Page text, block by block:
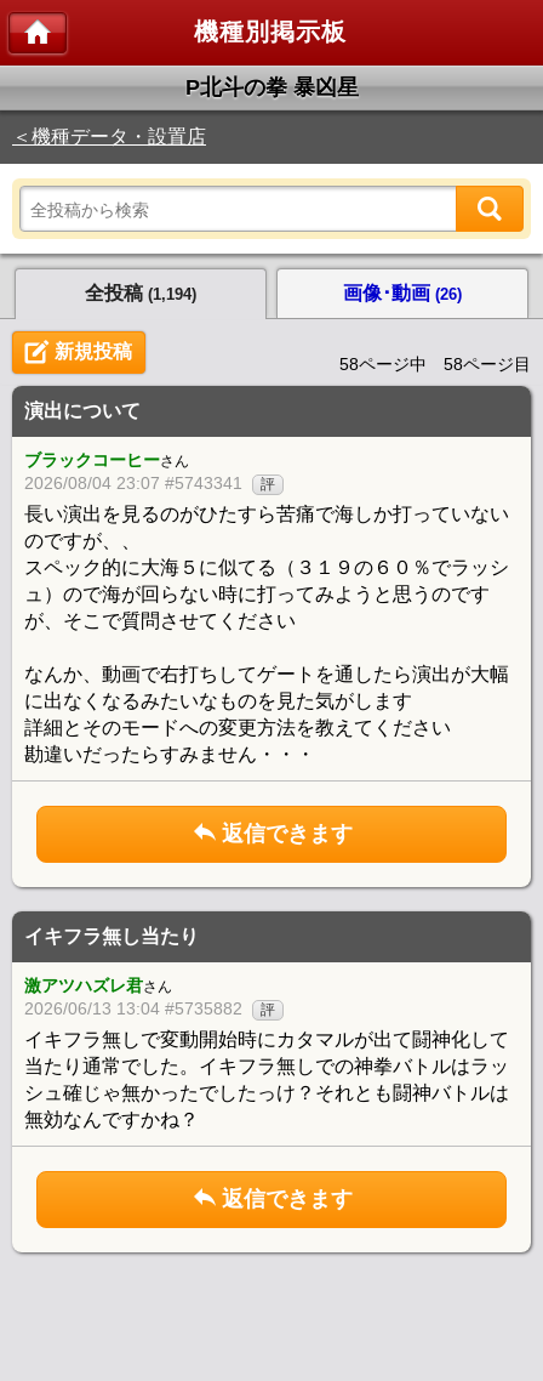
機種別掲示板
P北斗の拳 暴凶星
＜機種データ・設置店
全投稿 (1,194) 画像･動画 (26)
新規投稿
58ページ中 58ページ目
演出について
ブラックコーヒーさん
2026/08/04 23:07 #5743341 評
長い演出を見るのがひたすら苦痛で海しか打っていない
のですが、、
スペック的に大海５に似てる（３１９の６０％でラッシ
ュ）ので海が回らない時に打ってみようと思うのです
が、そこで質問させてください
なんか、動画で右打ちしてゲートを通したら演出が大幅
に出なくなるみたいなものを見た気がします
詳細とそのモードへの変更方法を教えてください
勘違いだったらすみません・・・
返信できます
イキフラ無し当たり
激アツハズレ君さん
2026/06/13 13:04 #5735882 評
イキフラ無しで変動開始時にカタマルが出て闘神化して
当たり通常でした。イキフラ無しでの神拳バトルはラッ
シュ確じゃ無かったでしたっけ？それとも闘神バトルは
無効なんですかね？
返信できます